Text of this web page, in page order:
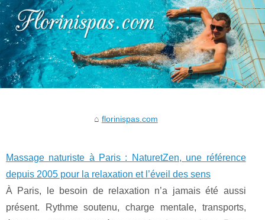
florinispas.com
Massage naturiste à Paris : NaturetZen, une référence
depuis 2005 pour la relaxation et l’éveil des sens
À Paris, le besoin de relaxation n’a jamais été aussi
présent. Rythme soutenu, charge mentale, transports,